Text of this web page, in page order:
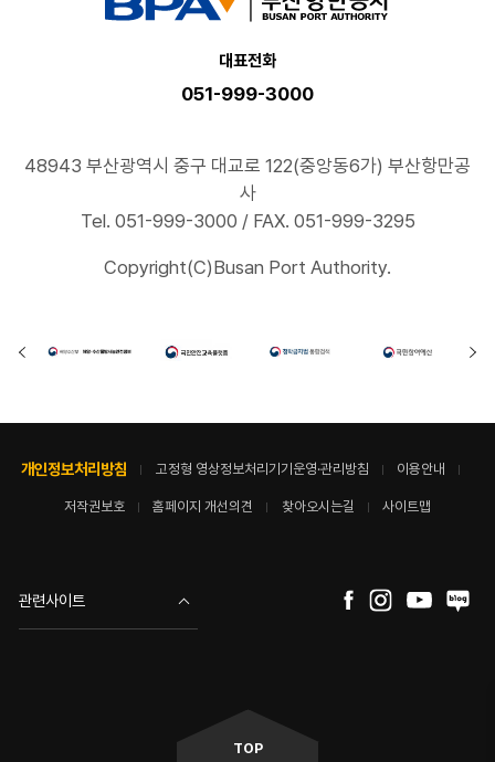
대표전화
051-999-3000
48943 부산광역시 중구 대교로 122(중앙동6가) 부산항만공
사
Tel. 051-999-3000 / FAX. 051-999-3295
Copyright(C)Busan Port Authority.
개인정보처리방침 고정형 영상정보처리기기운영·관리방침 이용안내
저작권보호 홈페이지 개선의견 찾아오시는길 사이트맵
관련사이트
TOP